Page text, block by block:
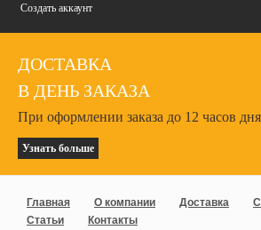
Создать аккаунт
ДОСТАВКА
В ДЕНЬ ЗАКАЗА
При оформлении заказа до 12 часов
Узнать больше
Главная О компании Доставка
Статьи
Контакты